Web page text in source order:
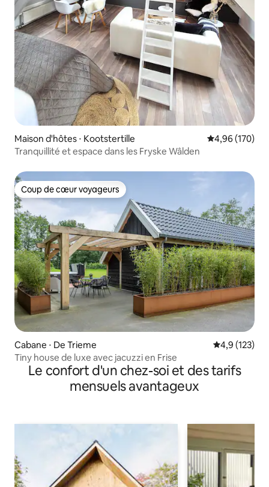
Maison d'hôtes ⋅ Kootstertille Évaluation
4,96 (170)
Tranquillité et espace dans les Fryske Wâlden
Coup de cœur voyageurs
Coup de cœur voyageurs
Cabane ⋅ De Trieme Évaluation
4,9 (123)
Tiny house de luxe avec jacuzzi en Frise
Le confort d'un chez-soi et des tarifs
mensuels avantageux